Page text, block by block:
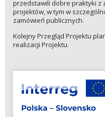
przedstawili dobre praktyki z
projektów, w tym w
zamówień publicznych.
Kolejny Przegląd Projektu
realizacji Projektu.